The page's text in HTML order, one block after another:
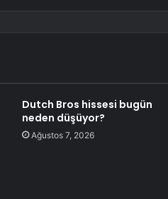
Dutch Bros hissesi bugün
neden düşüyor?
Ağustos 7, 2026